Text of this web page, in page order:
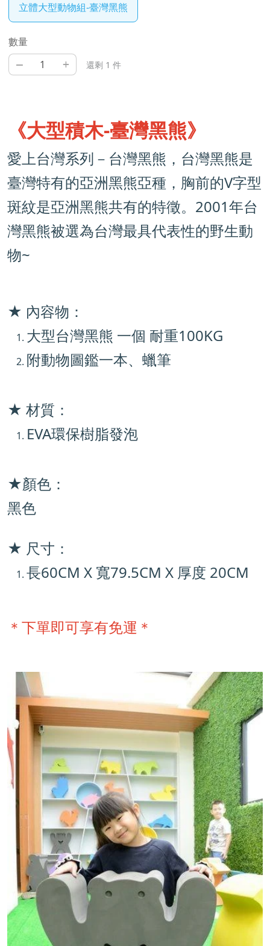
立體大型動物組-臺灣黑熊
數量
– + 還剩 1 件
《大型積木-臺灣黑熊》
愛上台灣系列－台灣黑熊， 台灣黑熊是
臺灣特有的亞洲黑熊亞種， 胸前的V字型
斑紋是亞洲黑熊共有的特徵。 2001年台
灣黑熊被選為台灣最具代表性的野生動
物~
★ 內容物：
大型台灣黑熊 一個 耐重100KG
附動物圖鑑一本、蠟筆
★ 材質：
EVA環保樹脂發泡
★顏色：
黑色
★ 尺寸：
長60CM X 寬79.5CM X 厚度 20CM
＊下單即可享有免運＊